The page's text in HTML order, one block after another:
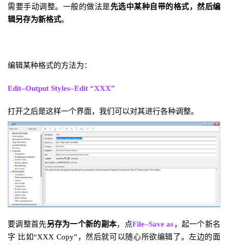
需要手动调整。一般的做法是先选中某种自带的格式，然后编
辑另存为新格式。
编辑某种格式的方法为：
Edit–Output Styles–Edit “XXX”
打开之后是这样一个界面，我们可以对其进行各种调整。
要调整首先另存为一个新的副本，点File–Save as，起一个新名
字 比如“XXX Copy”，然后就可以随心所欲编辑了。左边的面